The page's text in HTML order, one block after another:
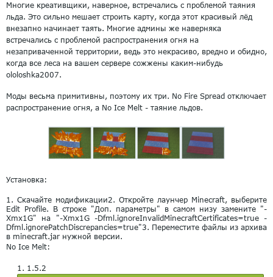
Многие креативщики, наверное, встречались с проблемой таяния
льда. Это сильно мешает строить карту, когда этот красивый лёд
внезапно начинает таять. Многие админы же наверняка
встречались с проблемой распространения огня на
незаприваченной территории, ведь это некрасиво, вредно и обидно,
когда все леса на вашем сервере сожжены каким-нибудь
ololoshka2007.
Моды весьма примитивны, поэтому их три. No Fire Spread отключает
распространение огня, а No Ice Melt - таяние льдов.
Установка:
1. Скачайте модификации2. Откройте лаунчер Minecraft, выберите
Edit Profile. В строке "Доп. параметры" в самом низу замените "-
Xmx1G" на "-Xmx1G -Dfml.ignoreInvalidMinecraftCertificates=true -
Dfml.ignorePatchDiscrepancies=true"3. Переместите файлы из архива
в minecraft.jar нужной версии.
No Ice Melt:
1.5.2